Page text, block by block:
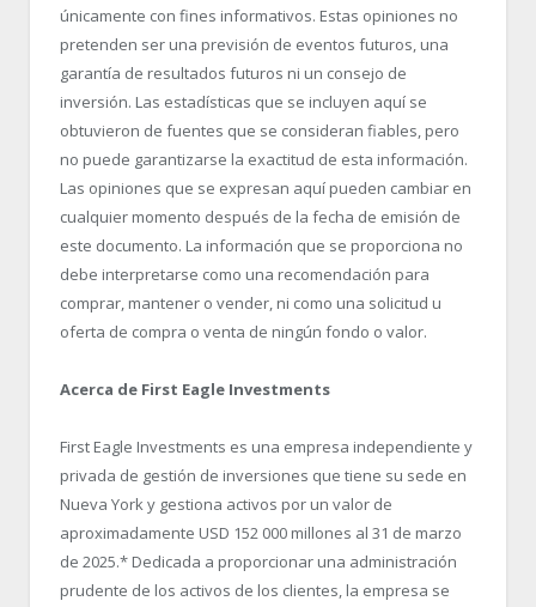
únicamente con fines informativos. Estas opiniones no
pretenden ser una previsión de eventos futuros, una
garantía de resultados futuros ni un consejo de
inversión. Las estadísticas que se incluyen aquí se
obtuvieron de fuentes que se consideran fiables, pero
no puede garantizarse la exactitud de esta información.
Las opiniones que se expresan aquí pueden cambiar en
cualquier momento después de la fecha de emisión de
este documento. La información que se proporciona no
debe interpretarse como una recomendación para
comprar, mantener o vender, ni como una solicitud u
oferta de compra o venta de ningún fondo o valor.
Acerca de First Eagle Investments
First Eagle Investments es una empresa independiente y
privada de gestión de inversiones que tiene su sede en
Nueva York y gestiona activos por un valor de
aproximadamente USD 152 000 millones al 31 de marzo
de 2025.* Dedicada a proporcionar una administración
prudente de los activos de los clientes, la empresa se